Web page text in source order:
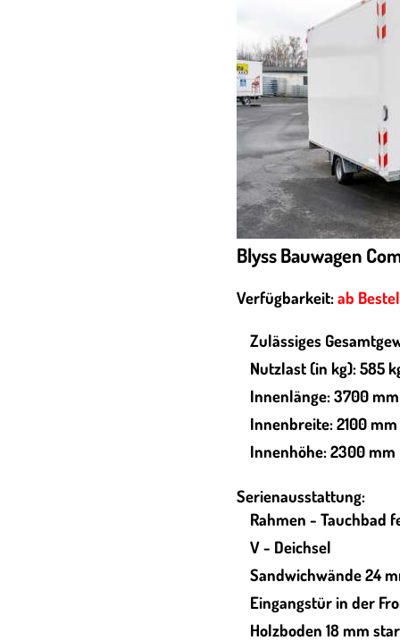
Blyss Bauwagen
Verfügbarkeit:ab
Zulässiges
Nutzlast (in kg): 585
Innenlänge: 3700 mm
Innenbreite: 2100 mm
Innenhöhe: 2300 mm
Serienausstattung:
Rahmen - Tauchbad
V - Deichsel
Sandwichwände 24
Eingangstür in der
Holzboden 18 mm